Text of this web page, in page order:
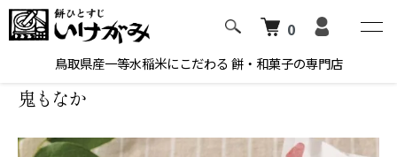
0
鳥取県産一等水稲米にこだわる 餅・和菓子の専門店
鬼もなか